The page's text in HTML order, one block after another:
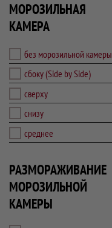
МОРОЗИЛЬНАЯ
КАМЕРА
без морозильной камеры
сбоку (Side by Side)
сверху
снизу
среднее
РАЗМОРАЖИВАНИЕ
МОРОЗИЛЬНОЙ
КАМЕРЫ